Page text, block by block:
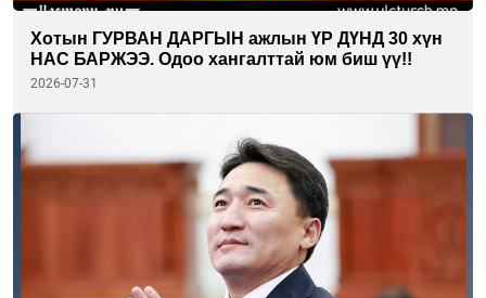
Хотын ГУРВАН ДАРГЫН ажлын ҮР ДҮНД 30 хүн
НАС БАРЖЭЭ. Одоо хангалттай юм биш үү!!
2026-07-31